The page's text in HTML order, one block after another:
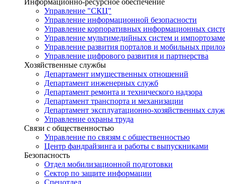
Управление "СКЦ"
Управление информационной безопасности
Управление корпоративных информационных
Управление мультимедийных систем и
Управление развития порталов и мобильных
Управление цифрового развития и партнерства
Хозяйственные службы
Департамент имущественных отношений
Департамент инженерных служб
Департамент ремонта и технического надзора
Департамент транспорта и механизации
Департамент эксплуатационно-хозяйственных
Управление охраны труда
Связи с общественностью
Управление по связям с общественностью
Центр фандрайзинга и работы с выпускниками
Безопасность
Отдел мобилизационной подготовки
Сектор по защите информации
Спецотдел